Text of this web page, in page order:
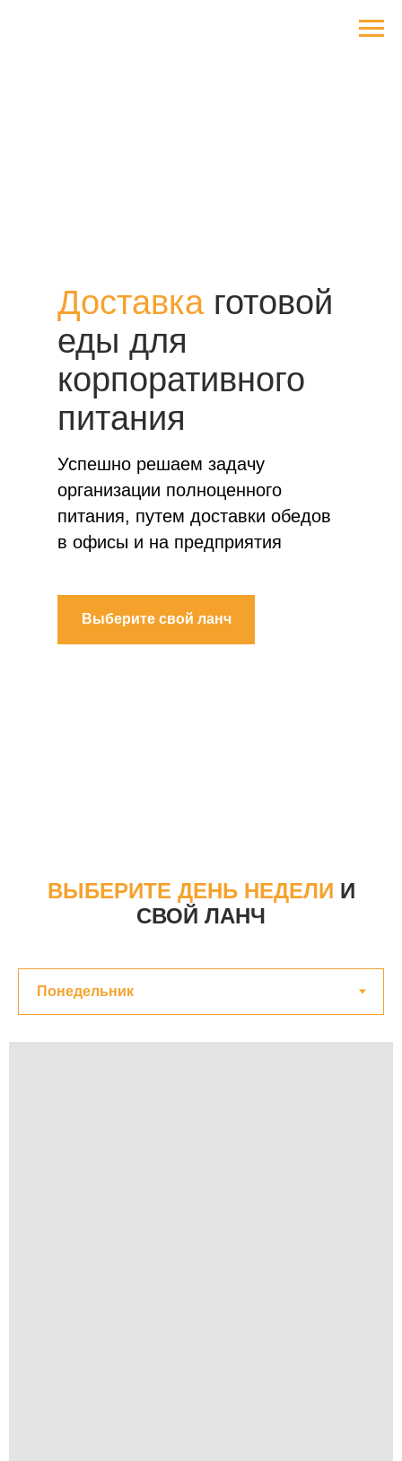
Доставка готовой
еды для
корпоративного
питания
Успешно решаем задачу
организации полноценного
питания, путем доставки обедов
в офисы и на предприятия
Выберите свой ланч
ВЫБЕРИТЕ ДЕНЬ НЕДЕЛИ И
СВОЙ ЛАНЧ